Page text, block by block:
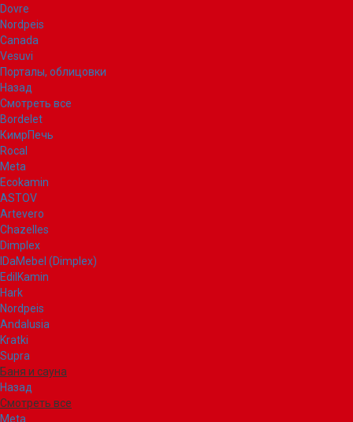
Dovre
Nordpeis
Canada
Vesuvi
Порталы, облицовки
Назад
Смотреть все
Bordelet
КимрПечь
Rocal
Meta
Ecokamin
ASTOV
Artevero
Chazelles
Dimplex
IDaMebel (Dimplex)
EdilKamin
Hark
Nordpeis
Andalusia
Kratki
Supra
Баня и сауна
Назад
Смотреть все
Meta